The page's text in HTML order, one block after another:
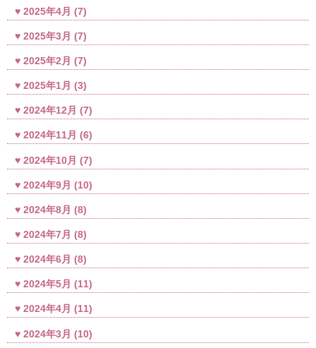
2025年4月 (7)
2025年3月 (7)
2025年2月 (7)
2025年1月 (3)
2024年12月 (7)
2024年11月 (6)
2024年10月 (7)
2024年9月 (10)
2024年8月 (8)
2024年7月 (8)
2024年6月 (8)
2024年5月 (11)
2024年4月 (11)
2024年3月 (10)